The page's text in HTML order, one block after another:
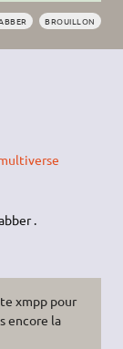
BROUILLON
.
xmpp pour
encore la